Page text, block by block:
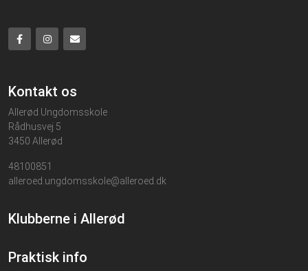
Kontakt os
Allerød Ungdomsskole
Rådhusvej 5
3450 Allerød
48100851
alleroed.ungdomsskole@alleroed.dk
Klubberne i Allerød
Praktisk info